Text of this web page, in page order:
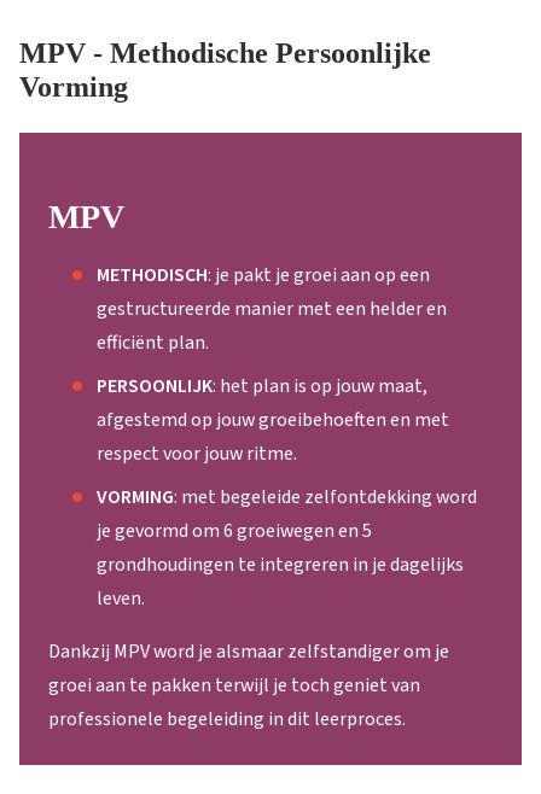
MPV - Methodische Persoonlijke
Vorming
MPV
METHODISCH: je pakt je groei aan op een
gestructureerde maniermet een helder en
efficiënt plan.
PERSOONLIJK: het plan is op jouw maat,
afgestemd op jouw groeibehoeften en met
respect voor jouw ritme.
VORMING: met begeleide zelfontdekking word
je gevormd om 6 groeiwegen en 5
grondhoudingen te integreren in je dagelijks
leven.
Dankzij MPV word je alsmaar zelfstandiger om je
groei aan te pakken terwijl je toch geniet van
professionele begeleiding in dit leerproces.